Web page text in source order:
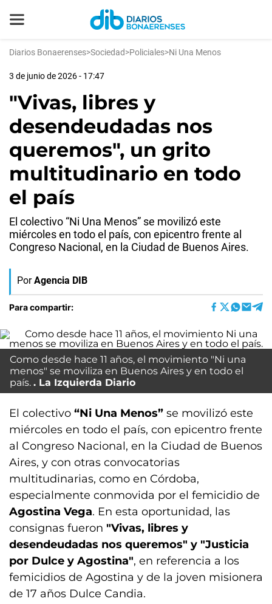
Diarios Bonaerenses>Sociedad>Policiales>Ni Una Menos
3 de junio de 2026 - 17:47
"Vivas, libres y
desendeudadas nos
queremos", un grito
multitudinario en todo
el país
El colectivo “Ni Una Menos” se movilizó este
miércoles en todo el país, con epicentro frente al
Congreso Nacional, en la Ciudad de Buenos Aires.
Por Agencia DIB
Para compartir:
Como desde hace 11 años, el movimiento "Ni una
menos" se moviliza en Buenos Aires y en todo el
país.
La Izquierda Diario
El colectivo “Ni Una Menos” se movilizó este
miércoles en todo el país, con epicentro frente
al Congreso Nacional, en la Ciudad de Buenos
Aires, y con otras convocatorias
multitudinarias, como en Córdoba,
especialmente conmovida por el femicidio de
Agostina Vega. En esta oportunidad, las
consignas fueron "Vivas, libres y
desendeudadas nos queremos" y "Justicia
por Dulce y Agostina", en referencia a los
femicidios de Agostina y de la joven misionera
de 17 años Dulce Candia.